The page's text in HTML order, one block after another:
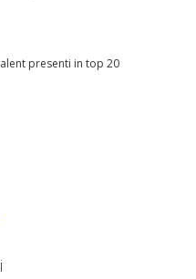
presenti in top 20